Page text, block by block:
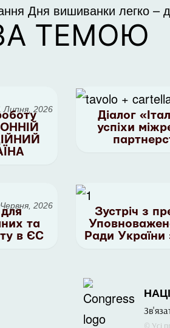
Дня вишиванки легко –
ТЕМОЮ
Липня, 2026
Діалог
успіхи
2026
та
в ЄС
Зустріч з
Ради
© Усі